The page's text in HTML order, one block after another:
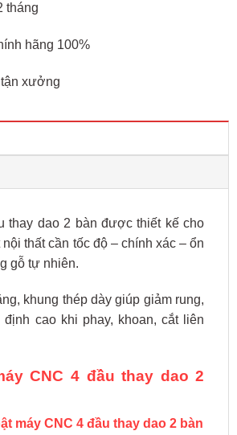
tháng
hãng 100%
xưởng
thay dao 2 bàn được thiết kế cho
thất cần tốc độ – chính xác – ổn
gỗ tự nhiên.
khung thép dày giúp giảm rung,
cao khi phay, khoan, cắt liên
CNC 4 đầu thay dao 2
máy CNC 4 đầu thay dao 2 bàn